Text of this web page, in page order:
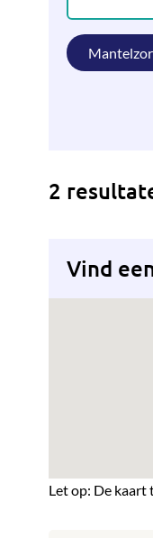
2
Vind
Let op: De kaart